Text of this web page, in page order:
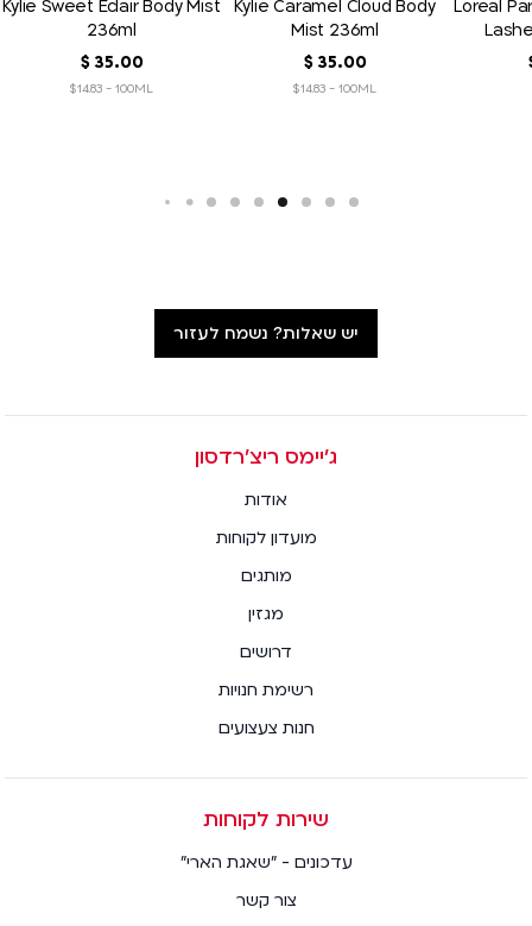
Kylie Sweet Eclair Body Mist
236ml
35.00
‏
$
$14.83 - 100ML
Kylie Caramel Cloud Body
Mist 236ml
35.00
‏
$
$14.83 - 100ML
Loreal
יש שאלות? נשמח לעזור
ג׳יימס ריצ׳רדסון
אודות
מועדון לקוחות
מותגים
מגזין
דרושים
רשימת חנויות
חנות צעצועים
שירות לקוחות
עדכונים - "שאגת הארי"
צור קשר